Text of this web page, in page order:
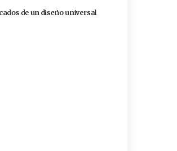
de un diseño universal